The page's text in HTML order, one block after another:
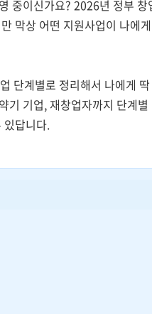
중이신가요? 2026년 정부
막상 어떤 지원사업이 나에
단계별로 정리해서 나에게
기 기업, 재창업자까지 단계
있답니다.